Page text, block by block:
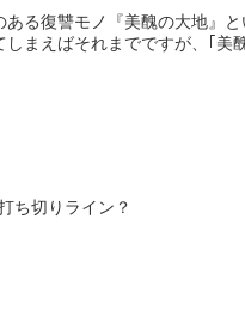
ある復讐モノ『美醜の大地』
まえばそれまでですが、｢美
ち切りライン？